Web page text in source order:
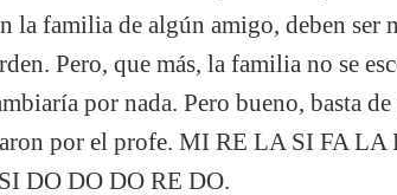
la familia de algún amigo, deben ser
Pero, que más, la familia no se
por nada. Pero bueno, basta
por el profe. MI RE LA SI FA
DO DO DO RE DO.